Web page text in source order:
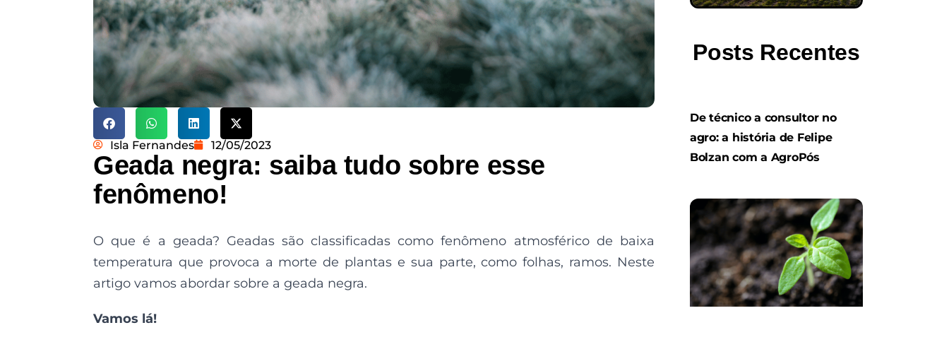
Isla Fernandes 12/05/2023
Geada negra: saiba tudo sobre esse
fenômeno!
O que é a geada? Geadas são classificadas como fenômeno atmosférico de baixa
temperatura que provoca a morte de plantas e sua parte, como folhas, ramos. Neste
artigo vamos abordar sobre a geada negra.
Vamos lá!
Posts Recentes
De técnico a consultor no
agro: a história de Felipe
Bolzan com a AgroPós